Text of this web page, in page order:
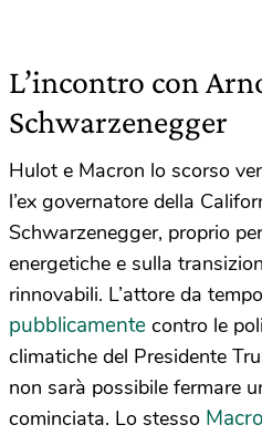
L’incontro con
Schwarzenegger
Hulot e Macron lo scorso
l’ex governatore della
Schwarzenegger, proprio
energetiche e sulla
rinnovabili. L’attore da tempo
pubblicamente contro le
climatiche del Presidente
non sarà possibile fermare
cominciata. Lo stesso